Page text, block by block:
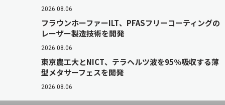
2026.08.06
フラウンホーファーILT、PFASフリーコーティングの
レーザー製造技術を開発
2026.08.06
東京農工大とNICT、テラヘルツ波を95％吸収する薄
型メタサーフェスを開発
2026.08.06